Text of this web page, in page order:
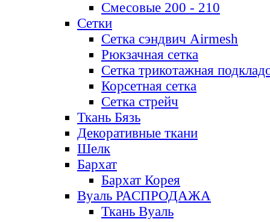
Смесовые 200 - 210
Сетки
Сетка сэндвич Airmesh
Рюкзачная сетка
Сетка трикотажная
Корсетная сетка
Сетка стрейч
Ткань Бязь
Декоративные ткани
Шелк
Бархат
Бархат Корея
Вуаль РАСПРОДАЖА
Ткань Вуаль